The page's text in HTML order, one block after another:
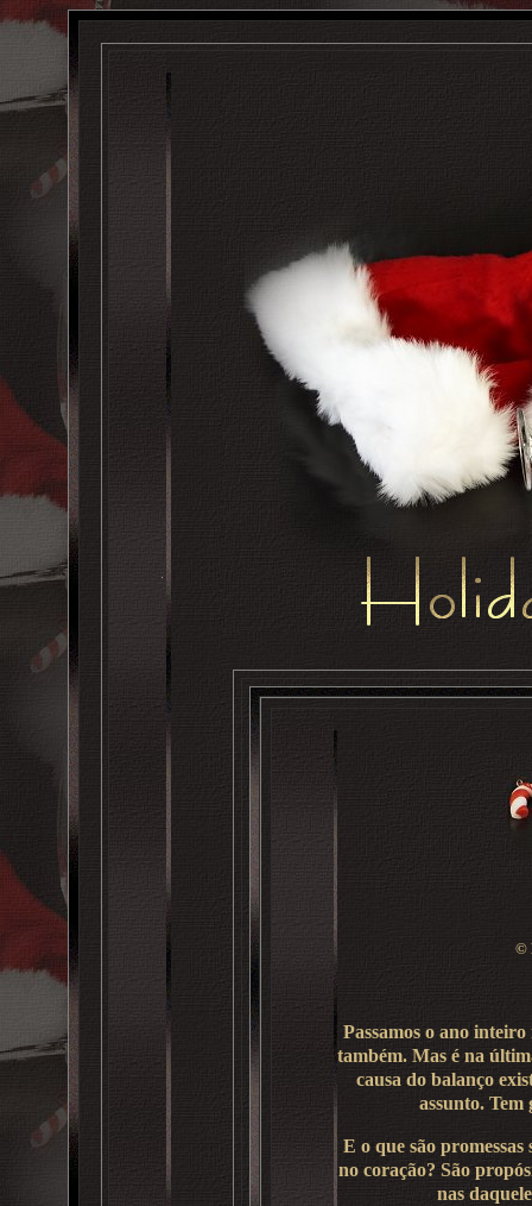
©
Passamos o ano
também. Mas é na
causa do balanço
assunto. Tem
E o que são
no coração? São
nas